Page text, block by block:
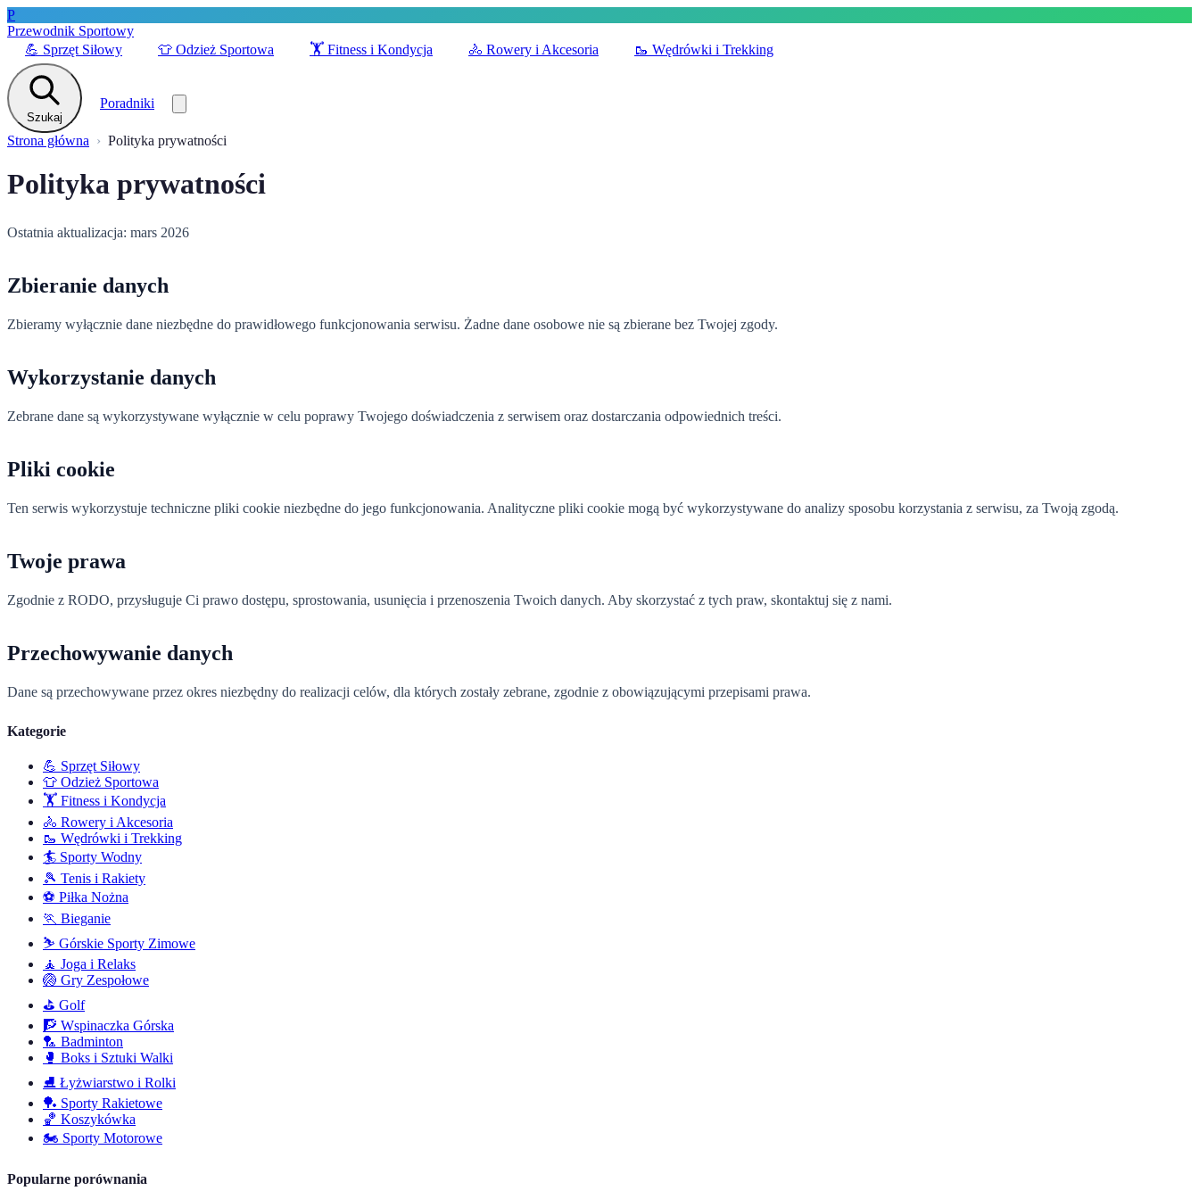
P
Przewodnik Sportowy
💪 Sprzęt Siłowy 👕 Odzież Sportowa 🏋️ Fitness i Kondycja 🚴 Rowery i Akcesoria 🥾 Wędrówki i Trekking
Szukaj
Poradniki
Strona główna Polityka prywatności
Polityka prywatności
Ostatnia aktualizacja: mars 2026
Zbieranie danych
Zbieramy wyłącznie dane niezbędne do prawidłowego funkcjonowania serwisu. Żadne dane osobowe nie są zbierane bez Twojej zgody.
Wykorzystanie danych
Zebrane dane są wykorzystywane wyłącznie w celu poprawy Twojego doświadczenia z serwisem oraz dostarczania odpowiednich treści.
Pliki cookie
Ten serwis wykorzystuje techniczne pliki cookie niezbędne do jego funkcjonowania. Analityczne pliki cookie mogą być wykorzystywane do analizy sposobu korzystania z serwisu, za Twoją zgodą.
Twoje prawa
Zgodnie z RODO, przysługuje Ci prawo dostępu, sprostowania, usunięcia i przenoszenia Twoich danych. Aby skorzystać z tych praw, skontaktuj się z nami.
Przechowywanie danych
Dane są przechowywane przez okres niezbędny do realizacji celów, dla których zostały zebrane, zgodnie z obowiązującymi przepisami prawa.
Kategorie
💪 Sprzęt Siłowy
👕 Odzież Sportowa
🏋️ Fitness i Kondycja
🚴 Rowery i Akcesoria
🥾 Wędrówki i Trekking
🏄 Sporty Wodny
🎾 Tenis i Rakiety
⚽ Piłka Nożna
🏃 Bieganie
⛷️ Górskie Sporty Zimowe
🧘 Joga i Relaks
🏐 Gry Zespołowe
⛳ Golf
🧗 Wspinaczka Górska
🏸 Badminton
🥊 Boks i Sztuki Walki
⛸️ Łyżwiarstwo i Rolki
🏓 Sporty Rakietowe
🏀 Koszykówka
🏍️ Sporty Motorowe
Popularne porównania